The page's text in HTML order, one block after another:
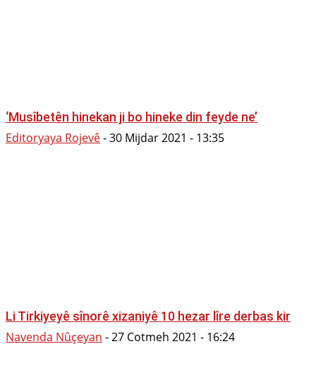
‘Musîbetên hinekan ji bo hineke din feyde ne’
Editoryaya Rojevê-30 Mijdar 2021 - 13:35
Li Tirkiyeyê sînorê xizaniyê 10 hezar lîre derbas kir
Navenda Nûçeyan -27 Cotmeh 2021 - 16:24